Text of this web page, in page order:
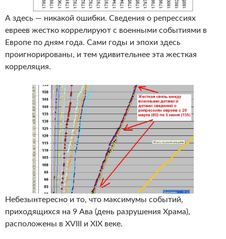
А здесь — никакой ошибки. Сведения о репрессиях
евреев жестко коррелируют с военными событиями в
Европе по дням года. Сами годы и эпохи здесь
проигнорированы, и тем удивительнее эта жесткая
корреляция.
Небезынтересно и то, что максимумы событий,
приходящихся на 9 Ава (день разрушения Храма),
расположены в XVIII и XIX веке.